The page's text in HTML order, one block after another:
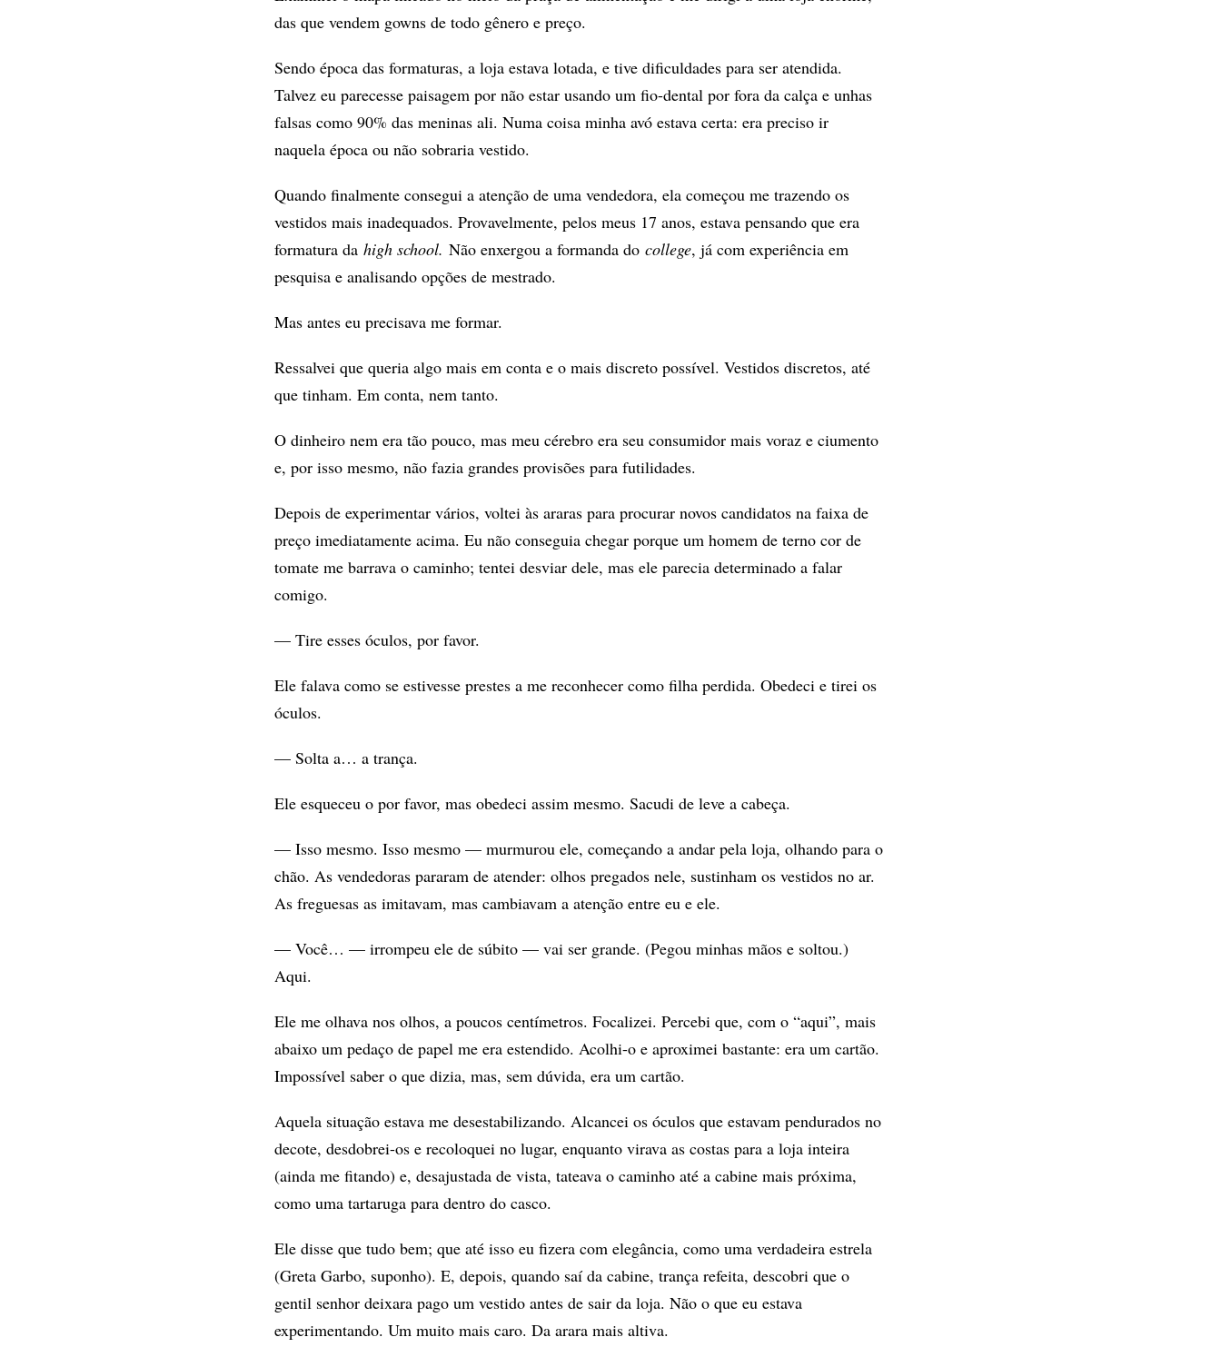
das que vendem gowns de todo gênero e preço.
Sendo época das formaturas, a loja estava lotada, e tive dificuldades para ser atendida.
Talvez eu parecesse paisagem por não estar usando um fio-dental por fora da calça e unhas
falsas como 90% das meninas ali. Numa coisa minha avó estava certa: era preciso ir
naquela época ou não sobraria vestido.
Quando finalmente consegui a atenção de uma vendedora, ela começou me trazendo os
vestidos mais inadequados. Provavelmente, pelos meus 17 anos, estava pensando que era
formatura da high school. Não enxergou a formanda do college, já com experiência em
pesquisa e analisando opções de mestrado.
Mas antes eu precisava me formar.
Ressalvei que queria algo mais em conta e o mais discreto possível. Vestidos discretos, até
que tinham. Em conta, nem tanto.
O dinheiro nem era tão pouco, mas meu cérebro era seu consumidor mais voraz e ciumento
e, por isso mesmo, não fazia grandes provisões para futilidades.
Depois de experimentar vários, voltei às araras para procurar novos candidatos na faixa de
preço imediatamente acima. Eu não conseguia chegar porque um homem de terno cor de
tomate me barrava o caminho; tentei desviar dele, mas ele parecia determinado a falar
comigo.
— Tire esses óculos, por favor.
Ele falava como se estivesse prestes a me reconhecer como filha perdida. Obedeci e tirei os
óculos.
— Solta a… a trança.
Ele esqueceu o por favor, mas obedeci assim mesmo. Sacudi de leve a cabeça.
— Isso mesmo. Isso mesmo — murmurou ele, começando a andar pela loja, olhando para o
chão. As vendedoras pararam de atender: olhos pregados nele, sustinham os vestidos no ar.
As freguesas as imitavam, mas cambiavam a atenção entre eu e ele.
— Você… — irrompeu ele de súbito — vai ser grande. (Pegou minhas mãos e soltou.)
Aqui.
Ele me olhava nos olhos, a poucos centímetros. Focalizei. Percebi que, com o “aqui”, mais
abaixo um pedaço de papel me era estendido. Acolhi-o e aproximei bastante: era um cartão.
Impossível saber o que dizia, mas, sem dúvida, era um cartão.
Aquela situação estava me desestabilizando. Alcancei os óculos que estavam pendurados no
decote, desdobrei-os e recoloquei no lugar, enquanto virava as costas para a loja inteira
(ainda me fitando) e, desajustada de vista, tateava o caminho até a cabine mais próxima,
como uma tartaruga para dentro do casco.
Ele disse que tudo bem; que até isso eu fizera com elegância, como uma verdadeira estrela
(Greta Garbo, suponho). E, depois, quando saí da cabine, trança refeita, descobri que o
gentil senhor deixara pago um vestido antes de sair da loja. Não o que eu estava
experimentando. Um muito mais caro. Da arara mais altiva.